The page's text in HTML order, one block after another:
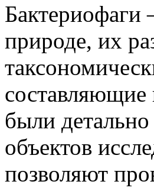
Бактериофаги
природе, их
составляющие
были детально
объектов
позволяют